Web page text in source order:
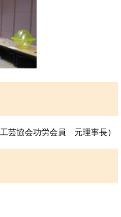
芸協会功労会員 元理事長）